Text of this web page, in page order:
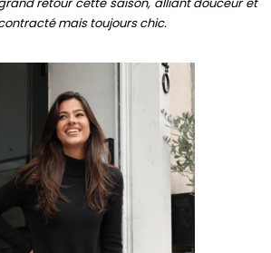
mais toujours chic.